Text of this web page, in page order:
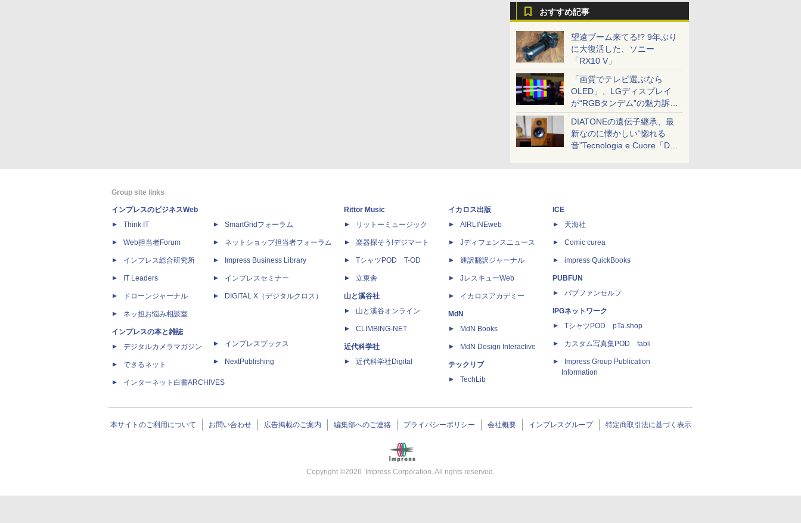
おすすめ記事
望遠ブーム来てる!? 9年ぶり
に大復活した、ソニー
「RX10 V」
「画質でテレビ選ぶなら
OLED」、LGディスプレイ
が“RGBタンデム”の魅力訴
求。液晶とのガチ比較も
DIATONEの遺伝子継承、最
新なのに懐かしい“惚れる
音”Tecnologia e Cuore「DS-
Group site links
インプレスのビジネスWeb
Think IT
Web担当者Forum
インプレス総合研究所
IT Leaders
ドローンジャーナル
ネッ担お悩み相談室
インプレスの本と雑誌
デジタルカメラマガジン
できるネット
インターネット白書ARCHIVES
SmartGridフォーラム
ネットショップ担当者フォーラム
Impress Business Library
インプレスセミナー
DIGITAL X（デジタルクロス）
インプレスブックス
NextPublishing
Rittor Music
リットーミュージック
楽器探そう!デジマート
TシャツPOD T-OD
立東舎
山と溪谷社
山と溪谷オンライン
CLIMBING-NET
近代科学社
近代科学社Digital
イカロス出版
AIRLINEweb
Jディフェンスニュース
通訳翻訳ジャーナル
JレスキューWeb
イカロスアカデミー
MdN
MdN Books
MdN Design Interactive
テックリブ
TechLib
ICE
天海社
Comic curea
impress QuickBooks
PUBFUN
パブファンセルフ
IPGネットワーク
TシャツPOD pTa.shop
カスタム写真集POD fabli
Impress Group Publication
Information
本サイトのご利用について お問い合わせ 広告掲載のご案内 編集部へのご連絡 プライバシーポリシー 会社概要 インプレスグループ 特定商取引法に基づく表示
Copyright ©2026 Impress Corporation. All rights reserved.